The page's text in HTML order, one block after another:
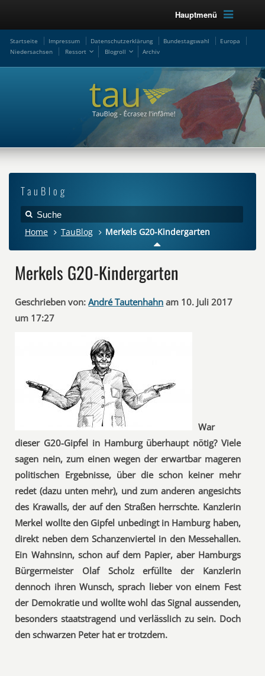
Hauptmenü
Startseite Impressum Datenschutzerklärung Bundestagswahl
Europa
Niedersachsen
Ressort Blogroll Archiv
TauBlog
Home TauBlog Merkels G20-Kindergarten
Merkels G20-Kindergarten
Geschrieben von: André Tautenhahn am 10. Juli 2017
um 17:27
War
dieser G20-Gipfel in Hamburg überhaupt nötig? Viele
sagen nein, zum einen wegen der erwartbar mageren
politischen Ergebnisse, über die schon keiner mehr
redet (dazu unten mehr), und zum anderen angesichts
des Krawalls, der auf den Straßen herrschte. Kanzlerin
Merkel wollte den Gipfel unbedingt in Hamburg haben,
direkt neben dem Schanzenviertel in den Messehallen.
Ein Wahnsinn, schon auf dem Papier, aber Hamburgs
Bürgermeister Olaf Scholz erfüllte der Kanzlerin
dennoch ihren Wunsch, sprach lieber von einem Fest
der Demokratie und wollte wohl das Signal aussenden,
besonders staatstragend und verlässlich zu sein. Doch
den schwarzen Peter hat er trotzdem.